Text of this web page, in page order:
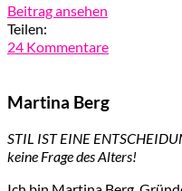
Beitrag ansehen
Teilen:
24 Kommentare
Martina Berg
STIL IST EINE
keine Frage des Alters!